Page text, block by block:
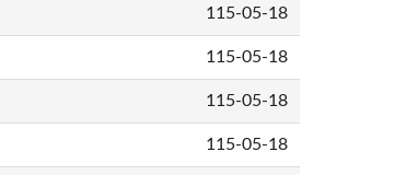
115-05-18
115-05-18
115-05-18
115-05-18